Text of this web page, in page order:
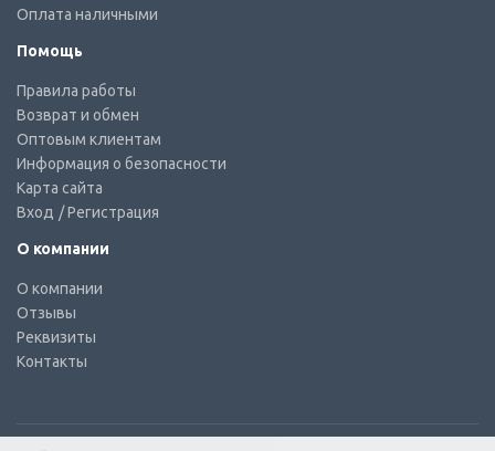
Оплата наличными
Помощь
Правила работы
Возврат и обмен
Оптовым клиентам
Информация о безопасности
Карта сайта
Вход / Регистрация
О компании
О компании
Отзывы
Реквизиты
Контакты